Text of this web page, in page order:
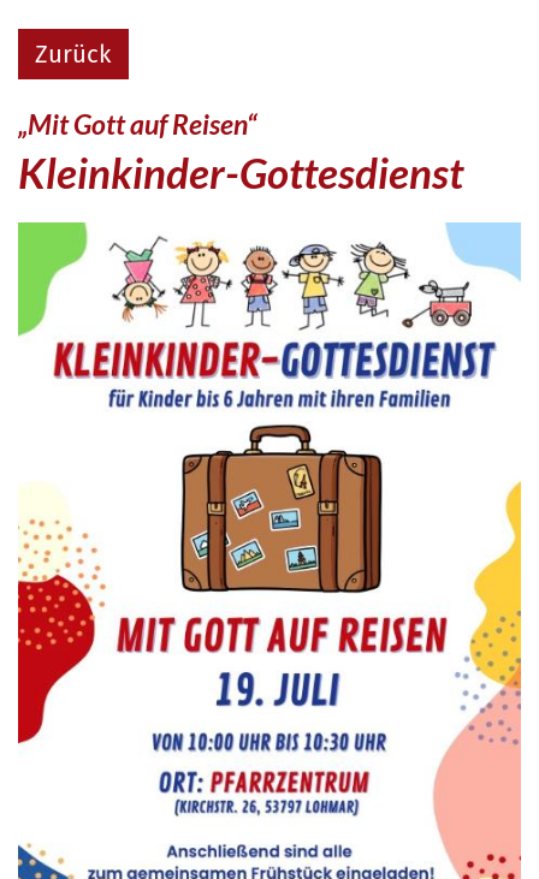
Zurück
„Mit Gott auf Reisen“:
Kleinkinder-Gottesdienst